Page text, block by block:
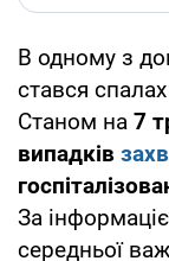
В одному з
стався
Станом на 7
випадків
За
середньої